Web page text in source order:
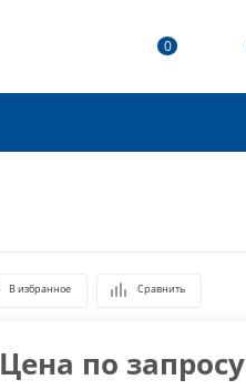
0
В избранное Сравнить
Цена по запросу